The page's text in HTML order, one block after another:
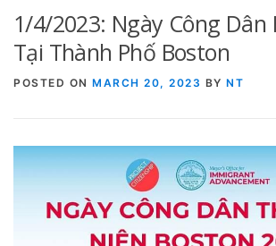
TRUNG TÂM CỘNG ĐỒNG SINH HOẠT
1/4/2023: Ngày Công Dân
Tại Thành Phố Boston
POSTED ON MARCH 20, 2023 BY NT